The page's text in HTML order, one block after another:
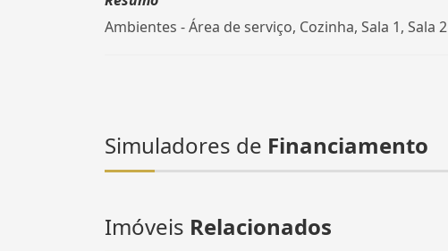
Ambientes - Área de serviço, Cozinha, Sala 1, Sala 2
Simuladores de Financiamento
Imóveis Relacionados